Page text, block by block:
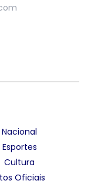
Nacional
Esportes
Cultura
Oficiais